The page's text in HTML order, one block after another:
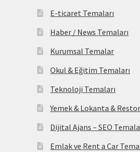
E-ticaret Temaları
Haber / News Temaları
Kurumsal Temalar
Okul & Eğitim Temaları
Teknoloji Temaları
Yemek & Lokanta &
Dijital Ajans – SEO
Emlak ve Rent a Car